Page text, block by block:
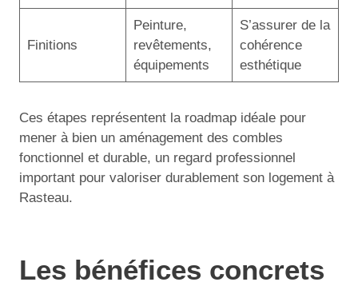
Finitions
Peinture,
revêtements,
équipements
S’assurer de la
cohérence
esthétique
Ces étapes représentent la roadmap idéale pour
mener à bien un aménagement des combles
fonctionnel et durable, un regard professionnel
important pour valoriser durablement son logement à
Rasteau.
Les bénéfices concrets